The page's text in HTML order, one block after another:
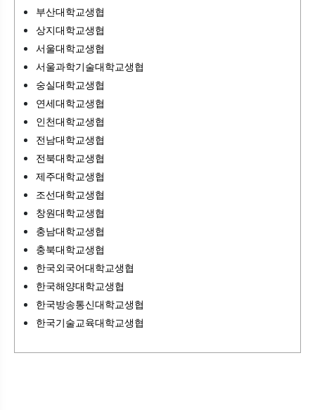
부산대학교생협
상지대학교생협
서울대학교생협
서울과학기술대학교생협
숭실대학교생협
연세대학교생협
인천대학교생협
전남대학교생협
전북대학교생협
제주대학교생협
조선대학교생협
창원대학교생협
충남대학교생협
충북대학교생협
한국외국어대학교생협
한국해양대학교생협
한국방송통신대학교생협
한국기술교육대학교생협